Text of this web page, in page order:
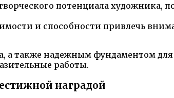
потенциала художника,
и способности привлечь
а также надежным фундаментом
работы.
наградой